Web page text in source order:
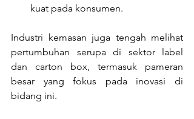
kuat pada konsumen.
Industri kemasan juga tengah melihat
pertumbuhan serupa di sektor label
dan carton box, termasuk pameran
besar yang fokus pada inovasi di
bidang ini.